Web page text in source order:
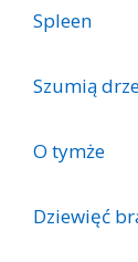
Spleen
Szumią
O tymże
Dziewięć